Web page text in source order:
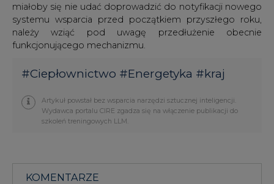
miałoby się nie udać doprowadzić do notyfikacji nowego
systemu wsparcia przed początkiem przyszłego roku,
należy wziąć pod uwagę przedłużenie obecnie
funkcjonującego mechanizmu.
#Ciepłownictwo #Energetyka #kraj
Artykuł powstał bez wsparcia narzędzi sztucznej inteligencji.
Wydawca portalu CIRE zgadza się na włączenie publikacji do
szkoleń treningowych LLM.
KOMENTARZE